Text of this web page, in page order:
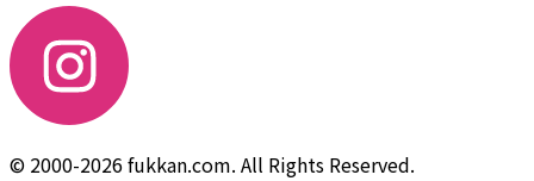
© 2000-2026 fukkan.com. All Rights Reserved.